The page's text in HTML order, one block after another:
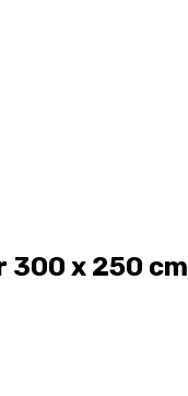
300 x 250 cm